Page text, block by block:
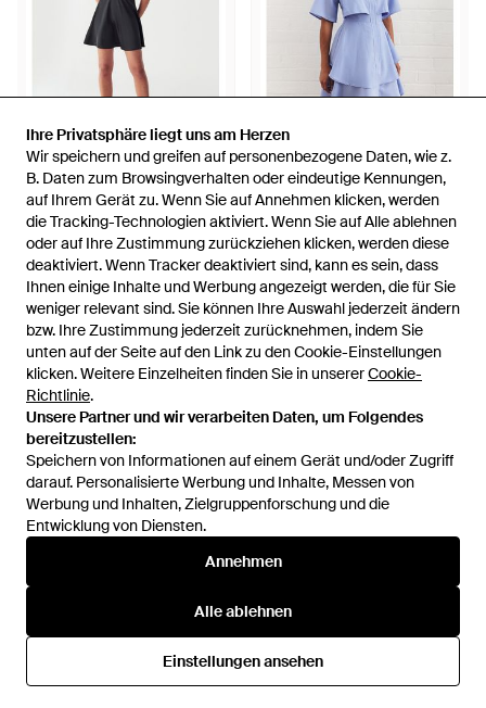
Ihre Privatsphäre liegt uns am Herzen
Wir speichern und greifen auf personenbezogene Daten, wie z.
B. Daten zum Browsingverhalten oder eindeutige Kennungen,
auf Ihrem Gerät zu. Wenn Sie auf Annehmen klicken, werden
die Tracking-Technologien aktiviert. Wenn Sie auf Alle ablehnen
oder auf Ihre Zustimmung zurückziehen klicken, werden diese
deaktiviert. Wenn Tracker deaktiviert sind, kann es sein, dass
Ihnen einige Inhalte und Werbung angezeigt werden, die für Sie
weniger relevant sind. Sie können Ihre Auswahl jederzeit ändern
bzw. Ihre Zustimmung jederzeit zurücknehmen, indem Sie
unten auf der Seite auf den Link zu den Cookie-Einstellungen
klicken. Weitere Einzelheiten finden Sie in unsererCookie-
Richtlinie.
Unsere Partner und wir verarbeiten Daten, um Folgendes
bereitzustellen:
Speichern von Informationen auf einem Gerät und/oder Zugriff
darauf. Personalisierte Werbung und Inhalte, Messen von
Werbung und Inhalten, Zielgruppenforschung und die
Entwicklung von Diensten.
Annehmen
Alle ablehnen
Einstellungen ansehen
Ihre Privatsphäre liegt uns am Herzen
Wir speichern und greifen auf personenbezogene Daten, wie z.
B. Daten zum Browsingverhalten oder eindeutige Kennungen,
auf Ihrem Gerät zu. Wenn Sie auf Annehmen klicken, werden
die Tracking-Technologien aktiviert. Wenn Sie auf Alle ablehnen
oder auf Ihre Zustimmung zurückziehen klicken, werden diese
deaktiviert. Wenn Tracker deaktiviert sind, kann es sein, dass
Ihnen einige Inhalte und Werbung angezeigt werden, die für Sie
weniger relevant sind. Sie können Ihre Auswahl jederzeit ändern
bzw. Ihre Zustimmung jederzeit zurücknehmen, indem Sie
unten auf der Seite auf den Link zu den Cookie-Einstellungen
klicken. Weitere Einzelheiten finden Sie in unsererCookie-
Richtlinie.
Unsere Partner und wir verarbeiten Daten, um Folgendes
bereitzustellen:
Speichern von Informationen auf einem Gerät und/oder Zugriff
darauf. Personalisierte Werbung und Inhalte, Messen von
Werbung und Inhalten, Zielgruppenforschung und die
Entwicklung von Diensten.
Annehmen
Alle ablehnen
Einstellungen ansehen
101,96 €
Willa
Cocktailkleid Saray - Blau
VonABOUT YOU
AUSVERKAUFT
107,96 €
Willa
Kleid Hugh - Blau
Von ABOUT YOU
AUSVERKAUFT
International
Hilfe und Informationen